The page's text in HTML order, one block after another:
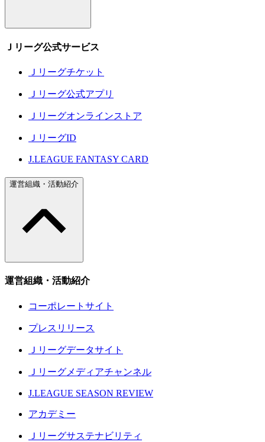
Ｊリーグ公式サービス
Ｊリーグチケット
Ｊリーグ公式アプリ
Ｊリーグオンラインストア
ＪリーグID
J.LEAGUE FANTASY CARD
運営組織・活動紹介
運営組織・活動紹介
コーポレートサイト
プレスリリース
Ｊリーグデータサイト
Ｊリーグメディアチャンネル
J.LEAGUE SEASON REVIEW
アカデミー
Ｊリーグサステナビリティ